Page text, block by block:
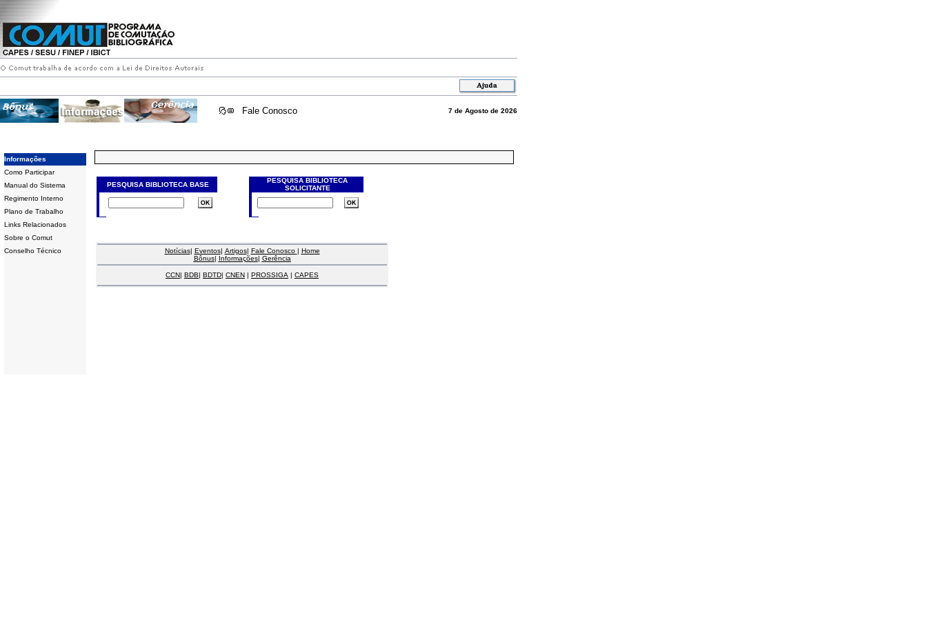
Fale Conosco 7 de Agosto de 2026
Informações
Como Participar
Manual do Sistema
Regimento Interno
Plano de Trabalho
Links Relacionados
Sobre o Comut
Conselho Técnico
PESQUISA BIBLIOTECA BASE
PESQUISA BIBLIOTECA
SOLICITANTE
Notícias| Eventos| Artigos| Fale Conosco | Home
Bônus| Informações| Gerência
CCN| BDB| BDTD| CNEN | PROSSIGA | CAPES